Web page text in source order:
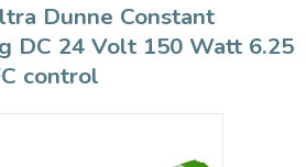
Dunne Constant
DC 24 Volt 150 Watt 6.25
control